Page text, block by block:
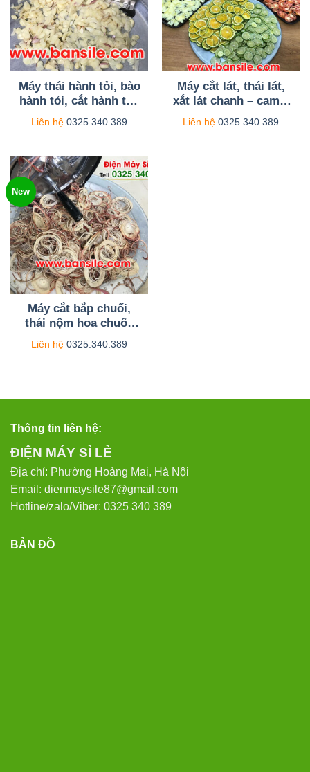
Máy thái hành tỏi, bào
hành tỏi, cắt hành tỏi,
xắt hành tỏi quay
bằng tay
Liên hệ 0325.340.389
Máy cắt lát, thái lát,
xắt lát chanh – cam –
táo – rau củ quả quay
bằng tay
Liên hệ 0325.340.389
New
Máy cắt bắp chuối,
thái nộm hoa chuối,
bào hoa chuối, bào
bắp chuối quay tay
Liên hệ 0325.340.389
Thông tin liên hệ:
ĐIỆN MÁY SỈ LẺ
Địa chỉ: Phường Hoàng Mai, Hà Nội
Email: dienmaysile87@gmail.com
Hotline/zalo/Viber: 0325 340 389
BẢN ĐỒ